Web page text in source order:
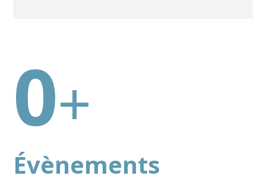
0+
Évènements